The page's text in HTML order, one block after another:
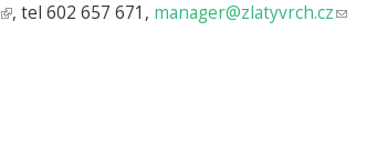
(odkaz
, tel 602 657 671, manager@zlatyvrch.cz(odkaz